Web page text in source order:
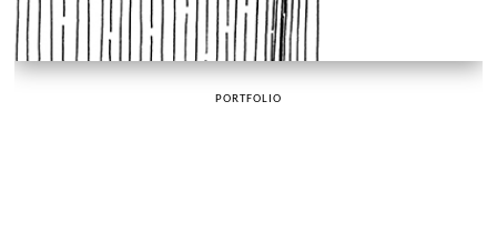
PORTFOLIO